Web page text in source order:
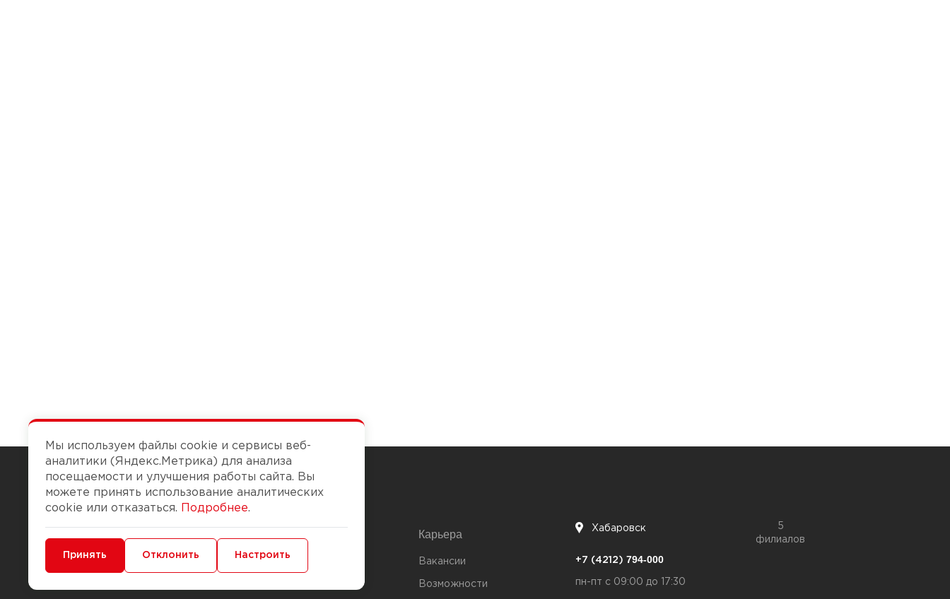
Чтобы вам легко работалось
Доставка и оплата
Карьера
Вакансии
Возможности
Хабаровск
5
филиалов
+7 (4212) 794-000
пн-пт с 09:00 до 17:30
Мы используем файлы cookie и сервисы веб-
аналитики (Яндекс.Метрика) для анализа
посещаемости и улучшения работы сайта. Вы
можете принять использование аналитических
cookie или отказаться.
Подробнее.
Минимальные Функциональные/Аналитические
Принять Отклонить Настроить